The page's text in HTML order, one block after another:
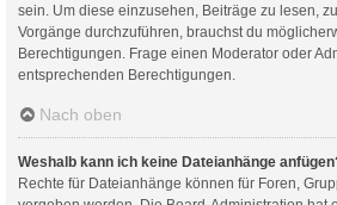
sein. Um diese einzusehen, Beiträge zu lesen,
Vorgänge durchzuführen, brauchst du
Berechtigungen. Frage einen Moderator oder
entsprechenden Berechtigungen.
Nach oben
Weshalb kann ich keine Dateianhänge
Rechte für Dateianhänge können für Foren,